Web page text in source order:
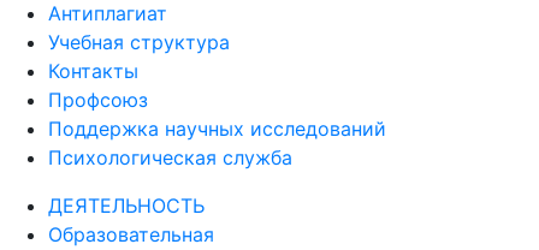
Антиплагиат
Учебная структура
Контакты
Профсоюз
Поддержка научных исследований
Психологическая служба
ДЕЯТЕЛЬНОСТЬ
Образовательная